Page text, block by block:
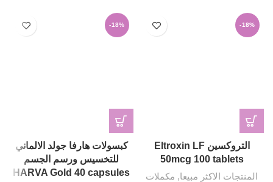
-18%
التروكسين Eltroxin LF
50mcg 100 tablets
المنتجات الاكثر مبيعا, مكملات
-18%
كبسولات هارفا جولد الالماني
للتخسيس ورسم الجسم
HARVA Gold 40 capsules